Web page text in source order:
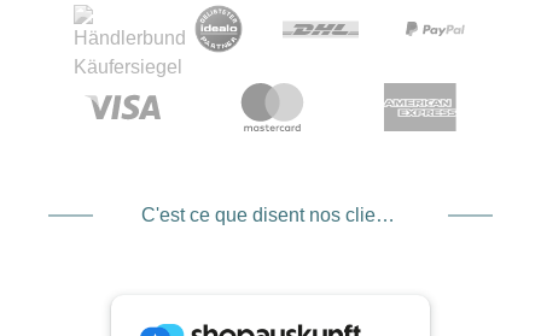
C'est ce que disent nos clients